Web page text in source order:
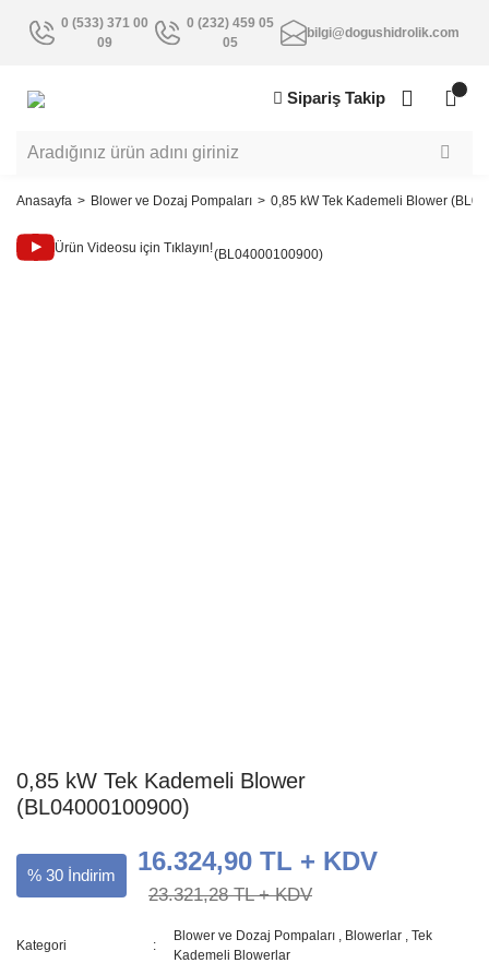
0 (533) 371 00
09
0 (232) 459 05
05
bilgi@dogushidrolik.com
Sipariş Takip
Anasayfa Blower ve Dozaj Pompaları 0,85 kW Tek Kademeli Blower
Ürün Videosu için Tıklayın!
0,85 kW Tek Kademeli Blower
(BL04000100900)
% 30 İndirim 16.324,90 TL + KDV
23.321,28 TL + KDV
Kategori
Blower ve Dozaj Pompaları , Blowerlar ,Tek
Kademeli Blowerlar